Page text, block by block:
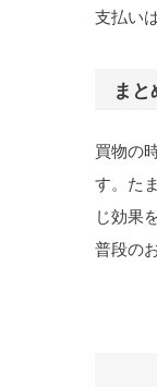
支払い
まと
買物の
す。た
じ効果
普段の